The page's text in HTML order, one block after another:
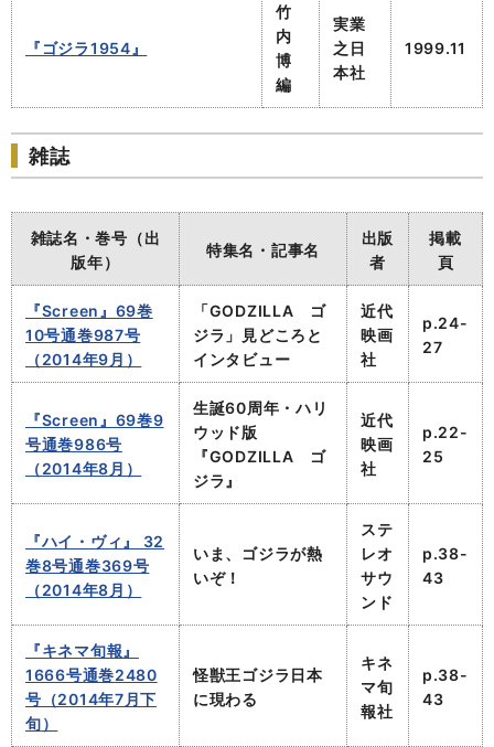
『ゴジラ1954』
竹
内
博
編
実業
之日
本社
1999.11
雑誌
雑誌名・巻号（出
版年）
特集名・記事名
出版
者
掲載
頁
『Screen』69巻
10号通巻987号
（2014年9月）
「GODZILLA ゴ
ジラ」見どころと
インタビュー
近代
映画
社
p.24-
27
『Screen』69巻9
号通巻986号
（2014年8月）
生誕60周年・ハリ
ウッド版
『GODZILLA ゴ
ジラ』
近代
映画
社
p.22-
25
『ハイ・ヴィ』 32
巻8号通巻369号
（2014年8月）
いま、ゴジラが熱
いぞ！
ステ
レオ
サウ
ンド
p.38-
43
『キネマ旬報』
1666号通巻2480
号（2014年7月下
旬）
怪獣王ゴジラ日本
に現わる
キネ
マ旬
報社
p.38-
43